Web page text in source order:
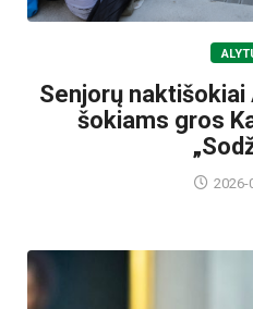
Senjorų
šokiams gros
2026-